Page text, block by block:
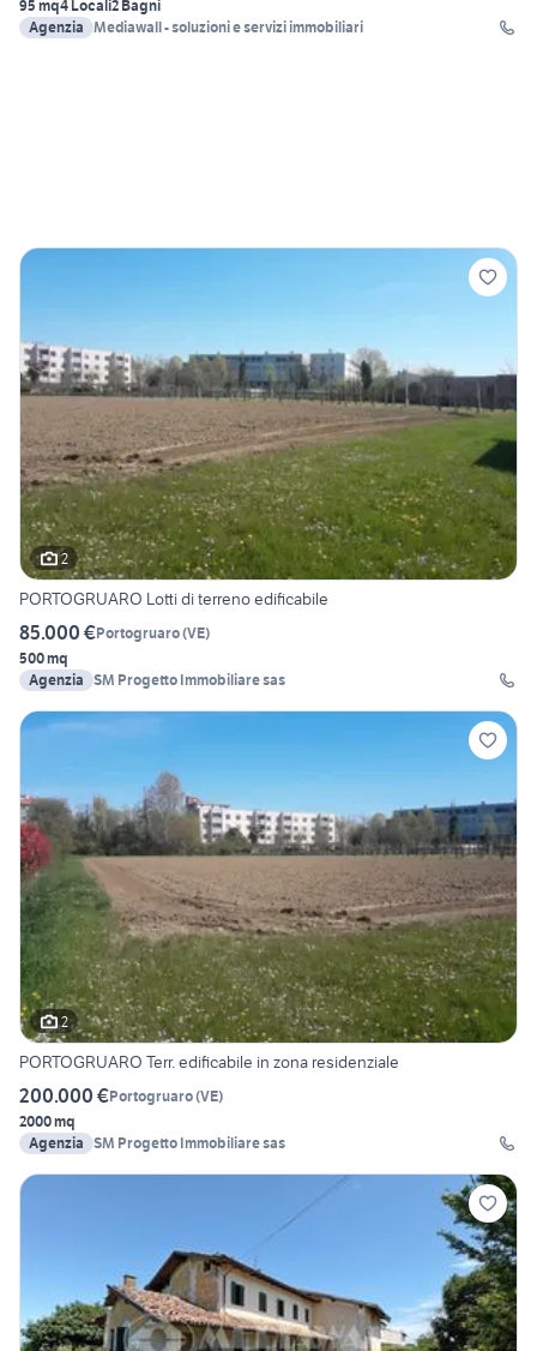
95 mq4 Locali2 Bagni
Agenzia Mediawall - soluzioni e servizi immobiliari
2
PORTOGRUARO Lotti di terreno edificabile
85.000 €Portogruaro(VE)
500 mq
Agenzia SM Progetto Immobiliare sas
2
PORTOGRUARO Terr. edificabile in zona residenziale
200.000 €Portogruaro(VE)
2000 mq
Agenzia SM Progetto Immobiliare sas